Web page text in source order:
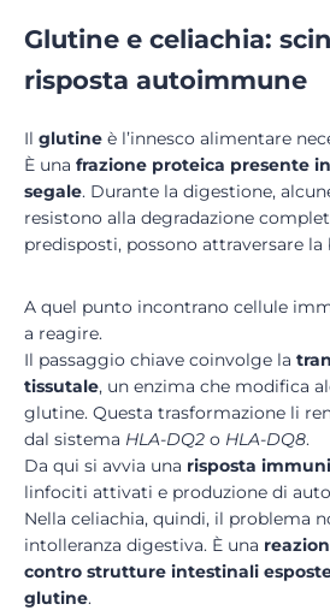
Glutine e celiachia:
risposta autoimmune
Il glutine è l’innesco alimentare
È una frazione proteica presente
segale. Durante la digestione,
resistono alla degradazione
predisposti, possono attraversare
A quel punto incontrano cellule
a reagire.
Il passaggio chiave coinvolge la
tissutale, un enzima che modifica
glutine. Questa trasformazione li
dal sistema HLA-DQ2 o HLA-DQ8.
Da qui si avvia una risposta
linfociti attivati e produzione di
Nella celiachia, quindi, il problema
intolleranza digestiva. È una
contro strutture intestinali
glutine.